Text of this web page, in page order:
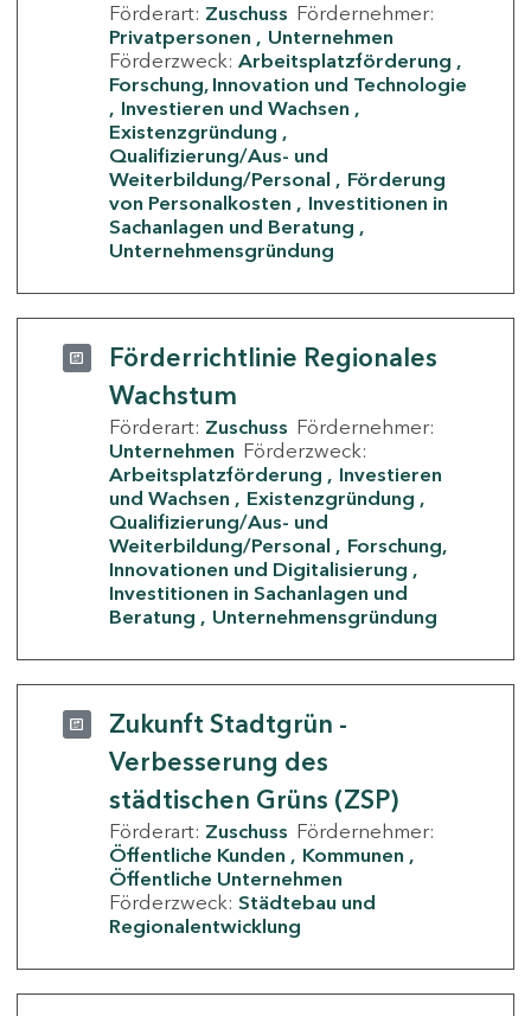
Förderart: Zuschuss Fördernehmer:
Privatpersonen
Unternehmen
Förderzweck: Arbeitsplatzförderung
Forschung, Innovation und Technologie
Investieren und Wachsen
Existenzgründung
Qualifizierung/Aus- und
Weiterbildung/Personal
Förderung
von Personalkosten
Investitionen in
Sachanlagen und Beratung
Unternehmensgründung
Förderrichtlinie Regionales
Wachstum
Förderart: Zuschuss Fördernehmer:
Unternehmen Förderzweck:
Arbeitsplatzförderung
Investieren
und Wachsen
Existenzgründung
Qualifizierung/Aus- und
Weiterbildung/Personal
Forschung,
Innovationen und Digitalisierung
Investitionen in Sachanlagen und
Beratung
Unternehmensgründung
Zukunft Stadtgrün -
Verbesserung des
städtischen Grüns (ZSP)
Förderart: Zuschuss Fördernehmer:
Öffentliche Kunden
Kommunen
Öffentliche Unternehmen
Förderzweck: Städtebau und
Regionalentwicklung